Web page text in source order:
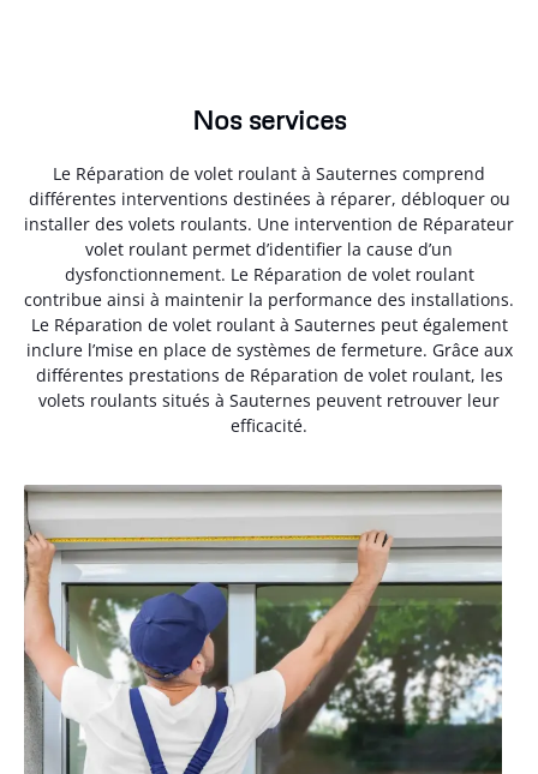
Nos services
Le Réparation de volet roulant à Sauternes comprend
différentes interventions destinées à réparer, débloquer ou
installer des volets roulants. Une intervention de Réparateur
volet roulant permet d’identifier la cause d’un
dysfonctionnement. Le Réparation de volet roulant
contribue ainsi à maintenir la performance des installations.
Le Réparation de volet roulant à Sauternes peut également
inclure l’mise en place de systèmes de fermeture. Grâce aux
différentes prestations de Réparation de volet roulant, les
volets roulants situés à Sauternes peuvent retrouver leur
efficacité.